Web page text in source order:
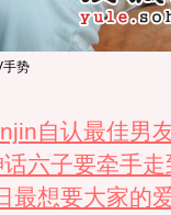
手势
自认最佳男
六子要牵手走
最想要大家的